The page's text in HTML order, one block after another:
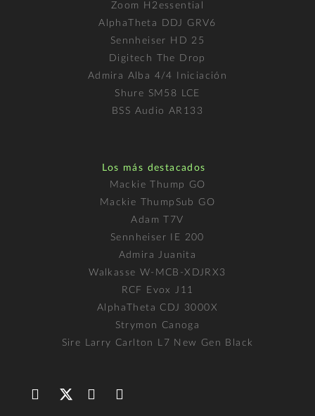
Zoom H2essential
AlphaTheta DDJ GRV6
Sennheiser HD 25
Digitech The Drop
Admira Alba 4/4 Iniciación
Shure SM58 LCE
BSS Audio AR133
Los más destacados
Mackie Thump GO
Mackie ThumpSub GO
Adam T7V
Sennheiser IE 200
Admira Juanita
Walkasse W-MCB-XDJRX3
RCF Evox J11
AlphaTheta CDJ 3000X
Strymon Canoga
Sire Larry Carlton L7 New Gen Black